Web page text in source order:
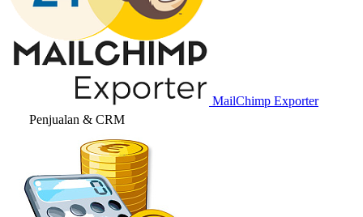
MailChimp Exporter
Penjualan & CRM